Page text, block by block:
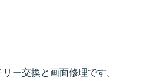
ー交換と画面修理です。